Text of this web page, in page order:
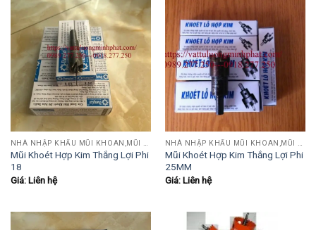
Mũi Khoét Hợp Kim Thắng Lợi Phi
18
Giá: Liên hệ
Mũi Khoét Hợp Kim Thắng Lợi Phi
25MM
Giá: Liên hệ